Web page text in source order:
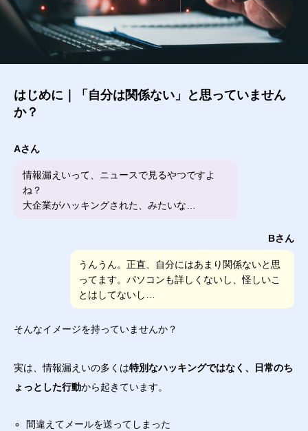
はじめに｜「自分は関係ない」と思っていません
か？
Aさん
情報漏えいって、ニュースで見るやつですよ
ね？
大企業がハッキングされた、みたいな…
Bさん
うんうん。正直、自分にはあまり関係ないと思
ってます。パソコンも詳しくないし、怪しいこ
とはしてないし…
そんなイメージを持っていませんか？
実は、情報漏えいの多くは特別なハッキングではなく、日常のち
ょっとした行動から起きています。
間違えてメールを送ってしまった